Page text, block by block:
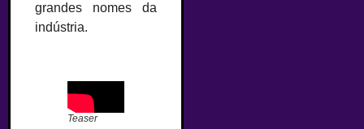
grandes nomes da
indústria.
Teaser